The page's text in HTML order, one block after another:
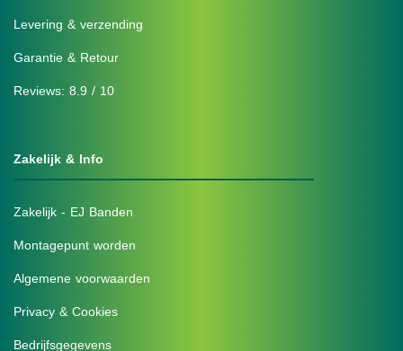
Levering & verzending
Garantie & Retour
Reviews: 8.9 / 10
Zakelijk & Info
Zakelijk - EJ Banden
Montagepunt worden
Algemene voorwaarden
Privacy & Cookies
Bedrijfsgegevens